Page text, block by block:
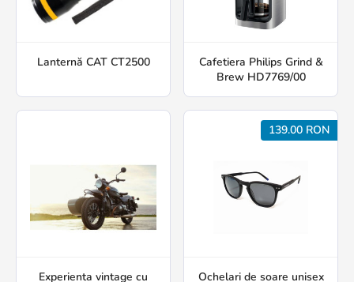
Lanternă CAT CT2500
Cafetiera Philips Grind &
Brew HD7769/00
Experienta vintage cu
139.00 RON
Ochelari de soare unisex